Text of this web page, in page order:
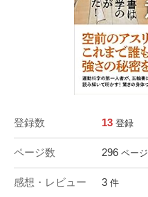
登録数 13 登録
ページ数 296 ページ
感想・レビュー 3 件